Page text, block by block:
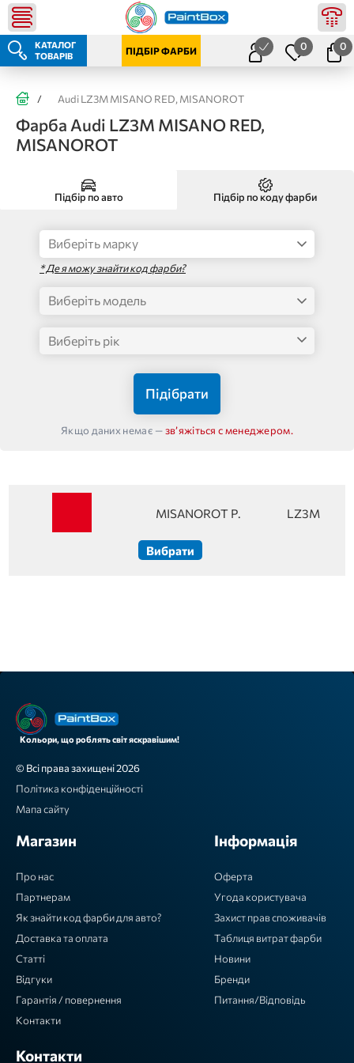
КАТАЛОГ
ТОВАРІВ
ПІДБІР ФАРБИ 0 0
/ Audi LZ3M MISANO RED, MISANOROT
Фарба Audi LZ3M MISANO RED,
MISANOROT
Підбір по авто Підбір по коду фарби
* Де я можу знайти код фарби?
Підібрати
Якщо даних немає —звʼяжіться с менеджером.
MISANOROT P. LZ3M
Вибрати
Кольори, що роблять світ яскравішим!
© Всі права захищені 2026
Політика конфіденційності
Мапа сайту
Магазин
Про нас
Партнерам
Як знайти код фарби для авто?
Доставка та оплата
Статті
Відгуки
Гарантія / повернення
Контакти
Інформація
Оферта
Угода користувача
Захист прав споживачів
Таблиця витрат фарби
Новини
Бренди
Питання/Відповідь
Контакти